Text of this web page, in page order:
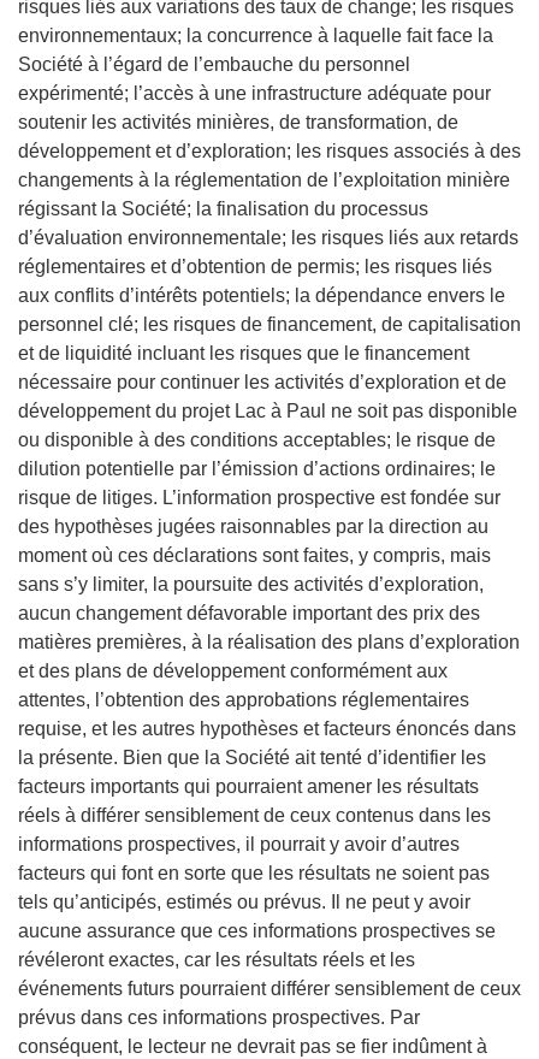
risques liés aux variations des taux de change; les risques
environnementaux; la concurrence à laquelle fait face la
Société à l’égard de l’embauche du personnel
expérimenté; l’accès à une infrastructure adéquate pour
soutenir les activités minières, de transformation, de
développement et d’exploration; les risques associés à des
changements à la réglementation de l’exploitation minière
régissant la Société; la finalisation du processus
d’évaluation environnementale; les risques liés aux retards
réglementaires et d’obtention de permis; les risques liés
aux conflits d’intérêts potentiels; la dépendance envers le
personnel clé; les risques de financement, de capitalisation
et de liquidité incluant les risques que le financement
nécessaire pour continuer les activités d’exploration et de
développement du projet Lac à Paul ne soit pas disponible
ou disponible à des conditions acceptables; le risque de
dilution potentielle par l’émission d’actions ordinaires; le
risque de litiges. L’information prospective est fondée sur
des hypothèses jugées raisonnables par la direction au
moment où ces déclarations sont faites, y compris, mais
sans s’y limiter, la poursuite des activités d’exploration,
aucun changement défavorable important des prix des
matières premières, à la réalisation des plans d’exploration
et des plans de développement conformément aux
attentes, l’obtention des approbations réglementaires
requise, et les autres hypothèses et facteurs énoncés dans
la présente. Bien que la Société ait tenté d’identifier les
facteurs importants qui pourraient amener les résultats
réels à différer sensiblement de ceux contenus dans les
informations prospectives, il pourrait y avoir d’autres
facteurs qui font en sorte que les résultats ne soient pas
tels qu’anticipés, estimés ou prévus. Il ne peut y avoir
aucune assurance que ces informations prospectives se
révéleront exactes, car les résultats réels et les
événements futurs pourraient différer sensiblement de ceux
prévus dans ces informations prospectives. Par
conséquent, le lecteur ne devrait pas se fier indûment à